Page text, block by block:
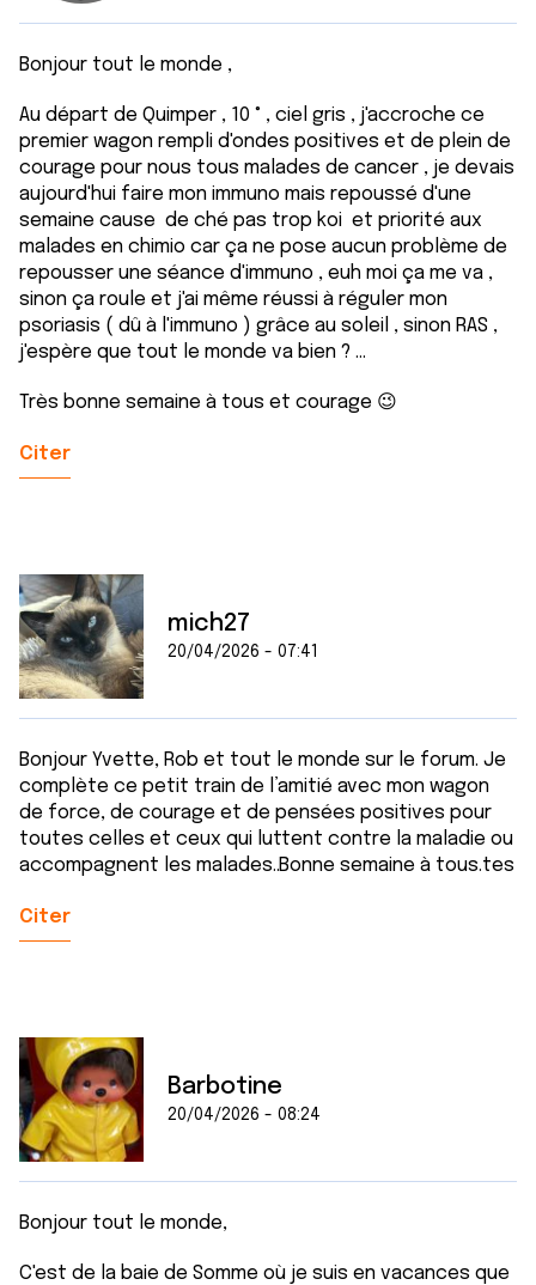
Bonjour tout le monde ,
Au départ de Quimper , 10 ° , ciel gris , j'accroche ce
premier wagon rempli d'ondes positives et de plein de
courage pour nous tous malades de cancer , je devais
aujourd'hui faire mon immuno mais repoussé d'une
semaine cause de ché pas trop koi et priorité aux
malades en chimio car ça ne pose aucun problème de
repousser une séance d'immuno , euh moi ça me va ,
sinon ça roule et j'ai même réussi à réguler mon
psoriasis ( dû à l'immuno ) grâce au soleil , sinon RAS ,
j'espère que tout le monde va bien ? ...
Très bonne semaine à tous et courage 😉
Citer
mich27
20/04/2026 - 07:41
Bonjour Yvette, Rob et tout le monde sur le forum. Je
complète ce petit train de l’amitié avec mon wagon
de force, de courage et de pensées positives pour
toutes celles et ceux qui luttent contre la maladie ou
accompagnent les malades..Bonne semaine à tous.tes
Citer
Barbotine
20/04/2026 - 08:24
Bonjour tout le monde,
C'est de la baie de Somme où je suis en vacances que